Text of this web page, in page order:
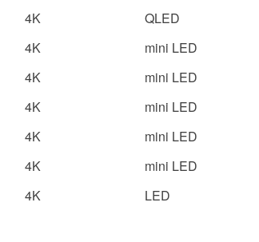
4K QLED
4K mini LED
4K mini LED
4K mini LED
4K mini LED
4K mini LED
4K LED